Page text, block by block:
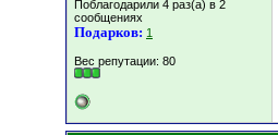
Поблагодарили 4 раз(а) в 2
сообщениях
Подарков: 1
Вес репутации: 80